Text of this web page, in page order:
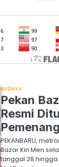
BUDAYA
Pekan
Resmi
PEKANBARU,
Bazar Kin Men
tanggal 28